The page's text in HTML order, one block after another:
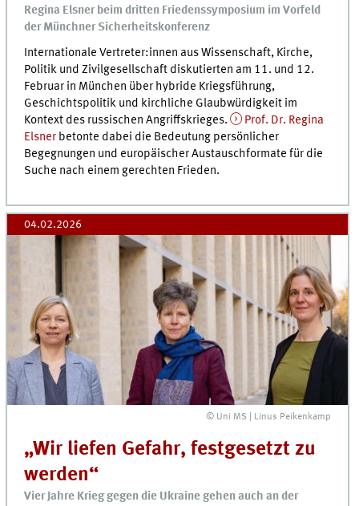
Regina Elsner beim dritten Friedenssymposium im Vorfeld
der Münchner Sicherheitskonferenz
Internationale Vertreter:innen aus Wissenschaft, Kirche,
Politik und Zivilgesellschaft diskutierten am 11. und 12.
Februar in München über hybride Kriegsführung,
Geschichtspolitik und kirchliche Glaubwürdigkeit im
Kontext des russischen Angriffskrieges.
Prof. Dr. Regina
Elsner betonte dabei die Bedeutung persönlicher
Begegnungen und europäischer Austauschformate für die
Suche nach einem gerechten Frieden.
04.02.2026
© Uni MS | Linus Peikenkamp
„Wir liefen Gefahr, festgesetzt zu
werden“
Vier Jahre Krieg gegen die Ukraine gehen auch an der